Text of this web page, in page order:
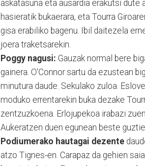
askatasuna eta ausardia erakutsi dute
hasieratik bukaerara, eta Tourra
gisa erabiliko bagenu. Ibil daitezela
joera traketsarekin.
Poggy nagusi: Gauzak normal bere
gainera. O'Connor sartu da ezustean
minutura daude. Sekulako zuloa.
moduko errentarekin buka dezake
zentzuzkoena. Erlojupekoa irabazi
Aukeratzen duen egunean beste
Podiumerako hautagai dezente
atzo Tignes-en. Carapaz da gehien